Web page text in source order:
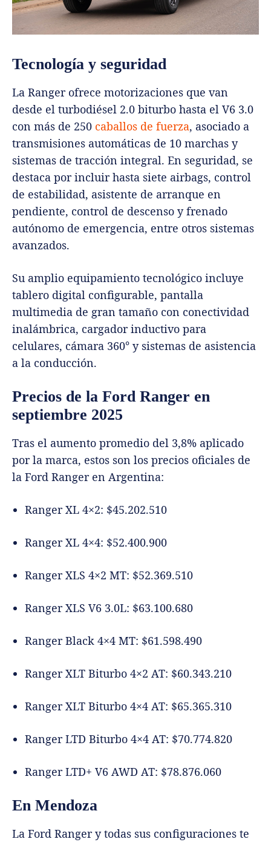
Tecnología y seguridad
La Ranger ofrece motorizaciones que van
desde el turbodiésel 2.0 biturbo hasta el V6 3.0
con más de 250 caballos de fuerza, asociado a
transmisiones automáticas de 10 marchas y
sistemas de tracción integral. En seguridad, se
destaca por incluir hasta siete airbags, control
de estabilidad, asistente de arranque en
pendiente, control de descenso y frenado
autónomo de emergencia, entre otros sistemas
avanzados.
Su amplio equipamiento tecnológico incluye
tablero digital configurable, pantalla
multimedia de gran tamaño con conectividad
inalámbrica, cargador inductivo para
celulares, cámara 360° y sistemas de asistencia
a la conducción.
Precios de la Ford Ranger en
septiembre 2025
Tras el aumento promedio del 3,8% aplicado
por la marca, estos son los precios oficiales de
la Ford Ranger en Argentina:
Ranger XL 4×2: $45.202.510
Ranger XL 4×4: $52.400.900
Ranger XLS 4×2 MT: $52.369.510
Ranger XLS V6 3.0L: $63.100.680
Ranger Black 4×4 MT: $61.598.490
Ranger XLT Biturbo 4×2 AT: $60.343.210
Ranger XLT Biturbo 4×4 AT: $65.365.310
Ranger LTD Biturbo 4×4 AT: $70.774.820
Ranger LTD+ V6 AWD AT: $78.876.060
En Mendoza
La Ford Ranger y todas sus configuraciones te